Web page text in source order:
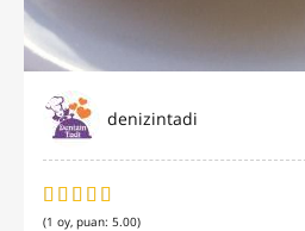
denizintadi
(1 oy, puan: 5.00)